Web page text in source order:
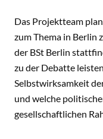
Das Projektteam
zum Thema in Berlin
der BSt Berlin
zu der Debatte
Selbstwirksamkeit
und welche
gesellschaftlichen